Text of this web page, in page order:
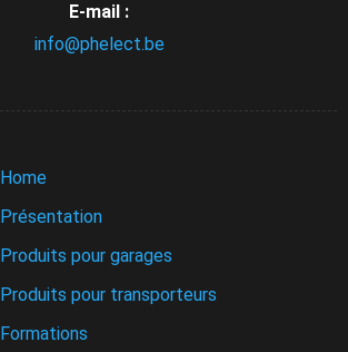
E-mail :
info@phelect.be
Home
Présentation
Produits pour garages
Produits pour transporteurs
Formations